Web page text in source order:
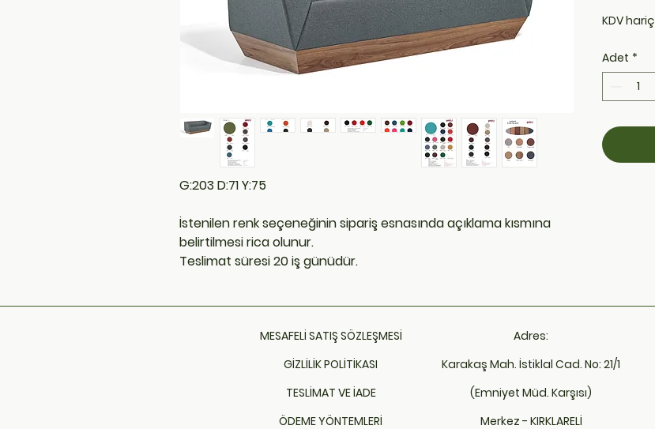
G:203 D:71 Y:75
İstenilen renk seçeneğinin sipariş esnasında açıklama kısmına
belirtilmesi rica olunur.
Teslimat süresi 20 iş günüdür.
KDV hariç
Adet *
MESAFELİ SATIŞ SÖZLEŞMESİ
GİZLİLİK POLİTİKASI
TESLİMAT VE İADE
ÖDEME YÖNTEMLERİ
Adres:
Karakaş Mah. İstiklal Cad. No: 21/1
(Emniyet Müd. Karşısı)
Merkez - KIRKLARELİ